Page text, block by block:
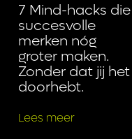
7 Mind-hacks die
succesvolle
merken nóg
groter maken.
Zonder dat jij het
doorhebt.
Lees meer